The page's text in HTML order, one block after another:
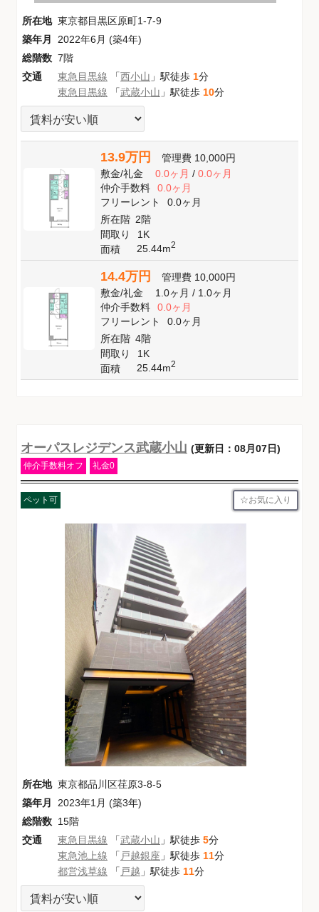
所在地 東京都目黒区原町1-7-9
築年月
2022年6月 (築4年)
総階数 7階
交通
東急目黒線 「西小山 」駅徒歩 1分
東急目黒線 「武蔵小山 」駅徒歩 10分
13.9万円 管理費 10,000円
敷金/礼金 0.0ヶ月/ 0.0ヶ月
仲介手数料
0.0ヶ月
フリーレント
0.0ヶ月
所在階 2階
間取り
1K
面積
25.44m2
14.4万円 管理費 10,000円
敷金/礼金 1.0ヶ月/ 1.0ヶ月
仲介手数料
0.0ヶ月
フリーレント
0.0ヶ月
所在階 4階
間取り
1K
面積
25.44m2
オーパスレジデンス武蔵小山 (更新日：08月07日)
仲介手数料オフ 礼金0
ペット可 お気に入り
所在地 東京都品川区荏原3-8-5
築年月
2023年1月 (築3年)
総階数 15階
交通
東急目黒線 「武蔵小山 」駅徒歩 5分
東急池上線 「 戸越銀座 」駅徒歩 11分
都営浅草線 「 戸越 」駅徒歩 11分